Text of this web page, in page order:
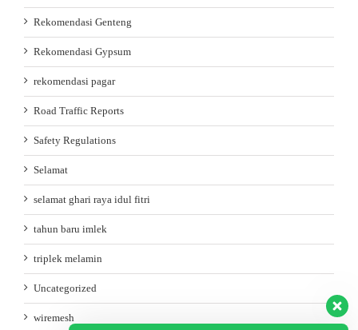
Rekomendasi Genteng
Rekomendasi Gypsum
rekomendasi pagar
Road Traffic Reports
Safety Regulations
Selamat
selamat ghari raya idul fitri
tahun baru imlek
triplek melamin
Uncategorized
wiremesh